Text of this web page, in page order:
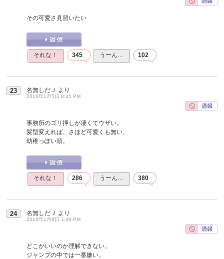
その可愛さ見習いたい
それな！ 345 うーん… 102
23 名無しだＪ より
2016年1月5日 8:45 PM
事務所のゴリ押しが凄くてウザい。
髪型変えれば、さほど可愛くも無い。
幼稚っぽい頭。
それな！ 286 うーん… 380
24 名無しだＪ より
2016年1月6日 1:49 PM
どこがいいのか理解できない。
ジャンプの中では一番嫌い。